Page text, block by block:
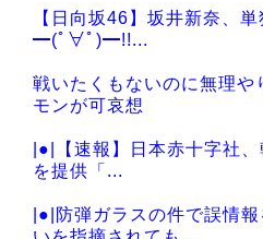
【日向坂46】坂井新奈、
━(ﾟ∀ﾟ)━!!...
戦いたくもないのに無理や
モンが可哀想
|●|【速報】日本赤十字社
を提供「...
|●|防弾ガラスの件で誤情